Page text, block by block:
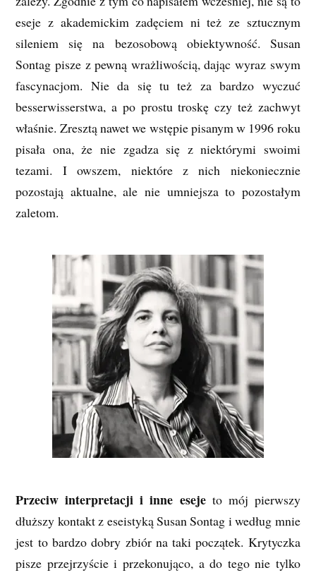
eseje z akademickim zadęciem ni też ze sztucznym
sileniem się na bezosobową obiektywność. Susan
Sontag pisze z pewną wrażliwością, dając wyraz swym
fascynacjom. Nie da się tu też za bardzo wyczuć
besserwisserstwa, a po prostu troskę czy też zachwyt
właśnie. Zresztą nawet we wstępie pisanym w 1996 roku
pisała ona, że nie zgadza się z niektórymi swoimi
tezami. I owszem, niektóre z nich niekoniecznie
pozostają aktualne, ale nie umniejsza to pozostałym
zaletom.
Przeciw interpretacji i inne eseje to mój pierwszy
dłuższy kontakt z eseistyką Susan Sontag i według mnie
jest to bardzo dobry zbiór na taki początek. Krytyczka
pisze przejrzyście i przekonująco, a do tego nie tylko